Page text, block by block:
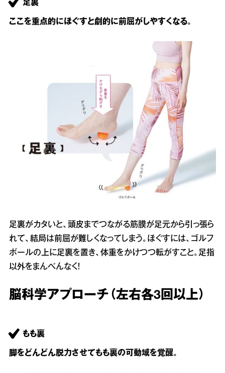
足裏
ここを重点的にほぐすと劇的に前屈がしやすくなる。
足裏がカタいと、頭皮までつながる筋膜が足元から引っ張ら
れて、結局は前屈が難しくなってしまう。ほぐすには、ゴルフ
ボールの上に足裏を置き、体重をかけつつ転がすこと。足指
以外をまんべんなく！
脳科学アプローチ（左右各3回以上）
もも裏
脚をどんどん脱力させてもも裏の可動域を覚醒。